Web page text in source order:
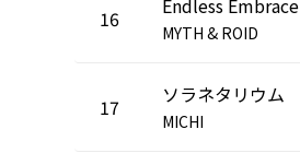
16
MYTH & ROID
17 ソラネタリウム
MICHI